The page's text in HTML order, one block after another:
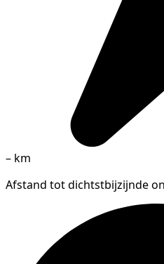
– km
Afstand tot dichtstbijzijnde